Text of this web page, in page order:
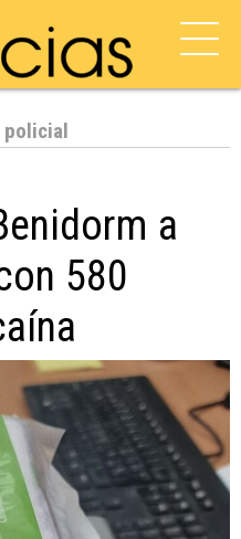
policial
a
580